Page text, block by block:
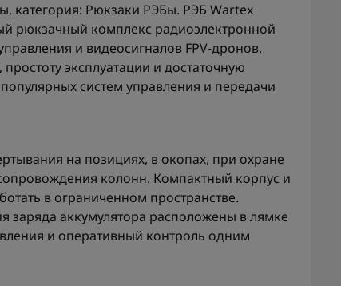
категория: Рюкзаки РЭБы. РЭБ Wartex
рюкзачный комплекс радиоэлектронной
и видеосигналов FPV-дронов.
эксплуатации и достаточную
систем управления и передачи
на позициях, в окопах, при охране
колонн. Компактный корпус и
в ограниченном пространстве.
заряда аккумулятора расположены в лямке
и оперативный контроль одним